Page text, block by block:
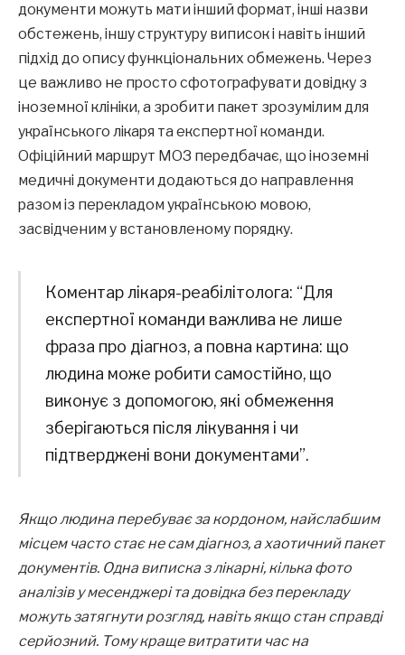
документи можуть мати інший формат, інші назви
обстежень, іншу структуру виписок і навіть інший
підхід до опису функціональних обмежень. Через
це важливо не просто сфотографувати довідку з
іноземної клініки, а зробити пакет зрозумілим для
українського лікаря та експертної команди.
Офіційний маршрут МОЗ передбачає, що іноземні
медичні документи додаються до направлення
разом із перекладом українською мовою,
засвідченим у встановленому порядку.
Коментар лікаря-реабілітолога: “Для
експертної команди важлива не лише
фраза про діагноз, а повна картина: що
людина може робити самостійно, що
виконує з допомогою, які обмеження
зберігаються після лікування і чи
підтверджені вони документами”.
Якщо людина перебуває за кордоном, найслабшим
місцем часто стає не сам діагноз, а хаотичний пакет
документів. Одна виписка з лікарні, кілька фото
аналізів у месенджері та довідка без перекладу
можуть затягнути розгляд, навіть якщо стан справді
серйозний. Тому краще витратити час на